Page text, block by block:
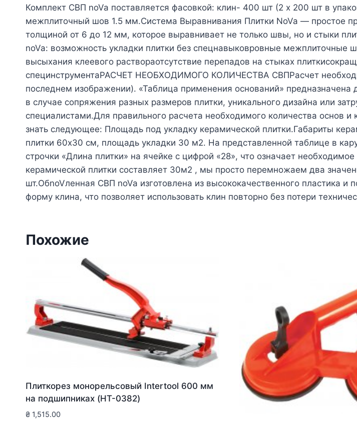
Комплект СВП noVa поставляется фасовкой: клин- 400 шт (2 x 200 шт в
межплиточный шов 1.5 мм.Система Выравнивания Плитки NoVa — простое
толщиной от 6 до 12 мм, которое выравнивает не только швы, но и стыки
noVa: возможность укладки плитки без спецнавыковровные
высыхания клеевого раствораотсутствие перепадов на стыках
специнструментаРАСЧЕТ НЕОБХОДИМОГО КОЛИЧЕСТВА СВПРасчет
последнем изображении). «Таблица применения оснований» предназначена
в случае сопряжения разных размеров плитки, уникального дизайна или
специалистами.Для правильного расчета необходимого количества основ
знать следующее: Площадь под укладку керамической плитки.Габариты
плитки 60х30 см, площадь укладки 30 м2. На представленной таблице в
строчки «Длина плитки» на ячейке с цифрой «28», что означает
керамической плитки составляет 30м2 , мы просто перемножаем два
шт.ОбnoVленная СВП noVa изготовлена из высококачественного пластика
форму клина, что позволяет использовать клин повторно без потери
Похожие
Плиткорез монорельсовый Intertool 600 мм
на подшипниках (HT-0382)
₴ 1,515.00